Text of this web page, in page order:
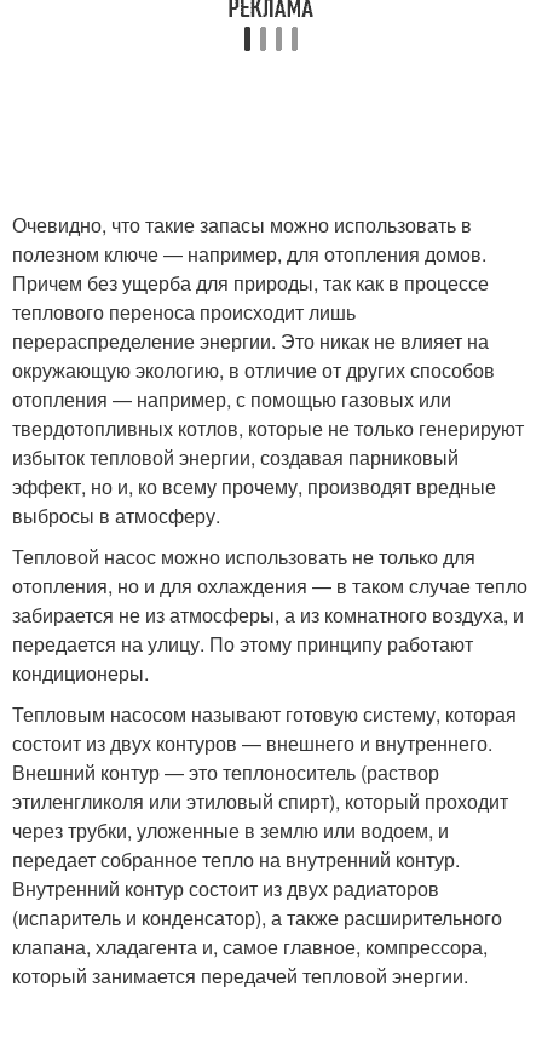
Очевидно, что такие запасы можно использовать в
полезном ключе — например, для отопления домов.
Причем без ущерба для природы, так как в процессе
теплового переноса происходит лишь
перераспределение энергии. Это никак не влияет на
окружающую экологию, в отличие от других способов
отопления — например, с помощью газовых или
твердотопливных котлов, которые не только генерируют
избыток тепловой энергии, создавая парниковый
эффект, но и, ко всему прочему, производят вредные
выбросы в атмосферу.
Тепловой насос можно использовать не только для
отопления, но и для охлаждения — в таком случае тепло
забирается не из атмосферы, а из комнатного воздуха, и
передается на улицу. По этому принципу работают
кондиционеры.
Тепловым насосом называют готовую систему, которая
состоит из двух контуров — внешнего и внутреннего.
Внешний контур — это теплоноситель (раствор
этиленгликоля или этиловый спирт), который проходит
через трубки, уложенные в землю или водоем, и
передает собранное тепло на внутренний контур.
Внутренний контур состоит из двух радиаторов
(испаритель и конденсатор), а также расширительного
клапана, хладагента и, самое главное, компрессора,
который занимается передачей тепловой энергии.